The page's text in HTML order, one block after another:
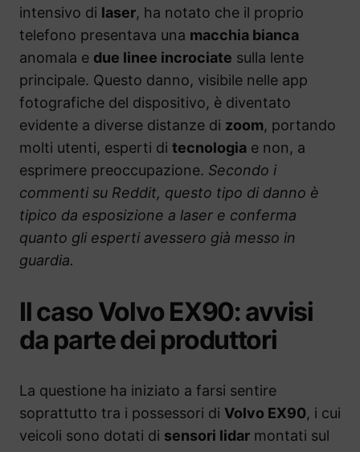
intensivo di laser, ha notato che il proprio
telefono presentava una macchia bianca
anomala e due linee incrociate sulla lente
principale. Questo danno, visibile nelle app
fotografiche del dispositivo, è diventato
evidente a diverse distanze di zoom, portando
molti utenti, esperti di tecnologia e non, a
esprimere preoccupazione. Secondo i
commenti su Reddit, questo tipo di danno è
tipico da esposizione a laser e conferma
quanto gli esperti avessero già messo in
guardia.
Il caso Volvo EX90: avvisi
da parte dei produttori
La questione ha iniziato a farsi sentire
soprattutto tra i possessori di Volvo EX90, i cui
veicoli sono dotati di sensori lidar montati sul